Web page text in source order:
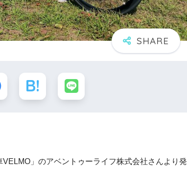
」のアベントゥーライフ株式会社さんより発